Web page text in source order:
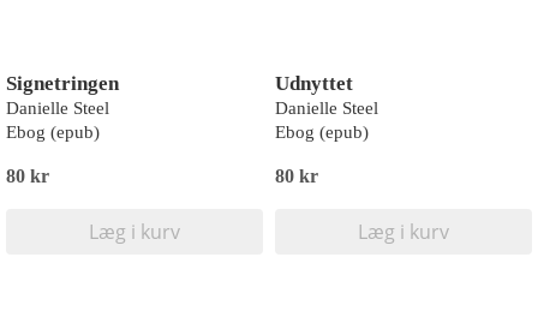
Signetringen
Danielle Steel
Ebog (epub)
80 kr
Læg i kurv
Udnyttet
Danielle Steel
Ebog (epub)
80 kr
Læg i kurv